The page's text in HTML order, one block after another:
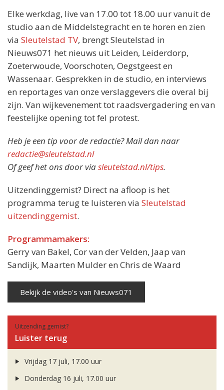
Elke werkdag, live van 17.00 tot 18.00 uur vanuit de
studio aan de Middelstegracht en te horen en zien
via Sleutelstad TV, brengt Sleutelstad in
Nieuws071 het nieuws uit Leiden, Leiderdorp,
Zoeterwoude, Voorschoten, Oegstgeest en
Wassenaar. Gesprekken in de studio, en interviews
en reportages van onze verslaggevers die overal bij
zijn. Van wijkevenement tot raadsvergadering en van
feestelijke opening tot fel protest.
Heb je een tip voor de redactie? Mail dan naar
redactie@sleutelstad.nl
Of geef het ons door viasleutelstad.nl/tips.
Uitzendinggemist? Direct na afloop is het
programma terug te luisteren via Sleutelstad
uitzendinggemist.
Programmamakers:
Gerry van Bakel, Cor van der Velden, Jaap van
Sandijk, Maarten Mulder en Chris de Waard
Bekijk de video's van Nieuws071
Uitzending gemist?
Luister terug
Vrijdag 17 juli, 17.00 uur
Donderdag 16 juli, 17.00 uur